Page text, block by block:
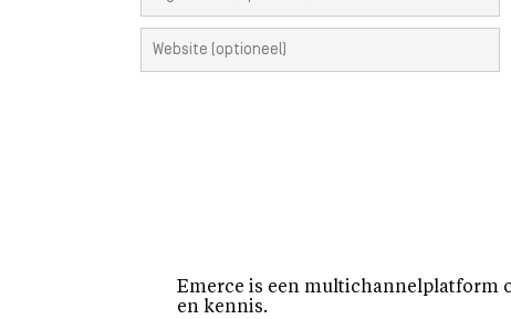
Emerce is een multichannelplatform
en kennis.